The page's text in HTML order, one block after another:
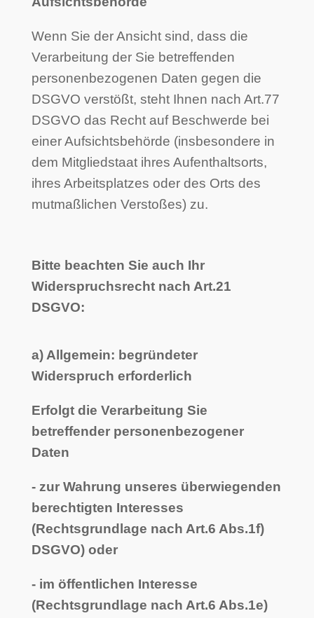
Wenn Sie der Ansicht sind, dass die
Verarbeitung der Sie betreffenden
personenbezogenen Daten gegen die
DSGVO verstößt, steht Ihnen nach Art.77
DSGVO das Recht auf Beschwerde bei
einer Aufsichtsbehörde (insbesondere in
dem Mitgliedstaat ihres Aufenthaltsorts,
ihres Arbeitsplatzes oder des Orts des
mutmaßlichen Verstoßes) zu.
Bitte beachten Sie auch Ihr
Widerspruchsrecht nach Art.21
DSGVO:
a) Allgemein: begründeter
Widerspruch erforderlich
Erfolgt die Verarbeitung Sie
betreffender personenbezogener
Daten
- zur Wahrung unseres überwiegenden
berechtigten Interesses
(Rechtsgrundlage nach Art.6 Abs.1f)
DSGVO) oder
- im öffentlichen Interesse
(Rechtsgrundlage nach Art.6 Abs.1e)